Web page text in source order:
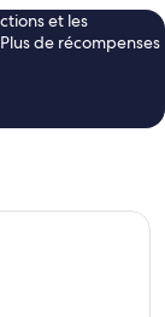
et les
de récompenses